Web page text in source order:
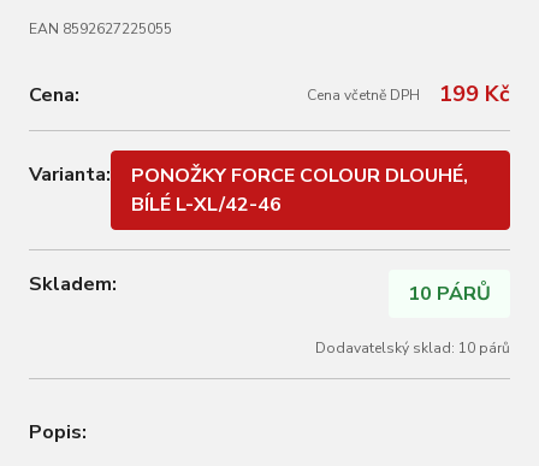
EAN 8592627225055
Cena: Cena včetně DPH 199 Kč
Varianta:
PONOŽKY FORCE COLOUR DLOUHÉ,
BÍLÉ L-XL/42-46
Skladem: 10 PÁRŮ
Dodavatelský sklad: 10 párů
Popis: